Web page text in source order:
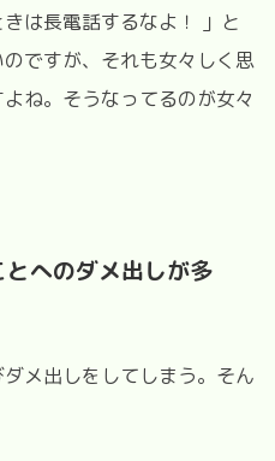
は長電話するなよ！ 」と
ですが、それも女々しく思
ね。そうなってるのが女々
へのダメ出しが多
メ出しをしてしまう。そん